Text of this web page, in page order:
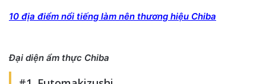
10 địa điểm nổi tiếng làm nên thương hiệu Chiba
Đại diện ẩm thực Chiba